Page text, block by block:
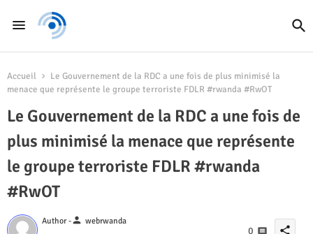
Accueil
Le Gouvernement de la RDC a une fois de plus minimisé la
menace que représente le groupe terroriste FDLR #rwanda #RwOT
Le Gouvernement de la RDC a une fois de
plus minimisé la menace que représente
le groupe terroriste FDLR #rwanda
#RwOT
Author -person webrwanda
0 share